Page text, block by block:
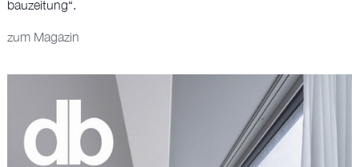
bauzeitung“.
zum Magazin